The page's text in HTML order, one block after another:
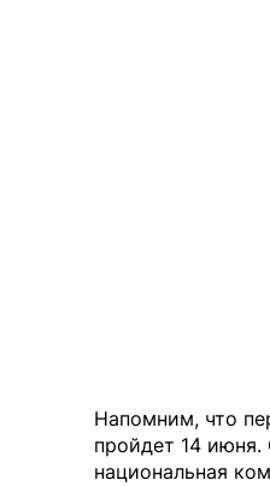
Напомним, что
пройдет 14
национальная